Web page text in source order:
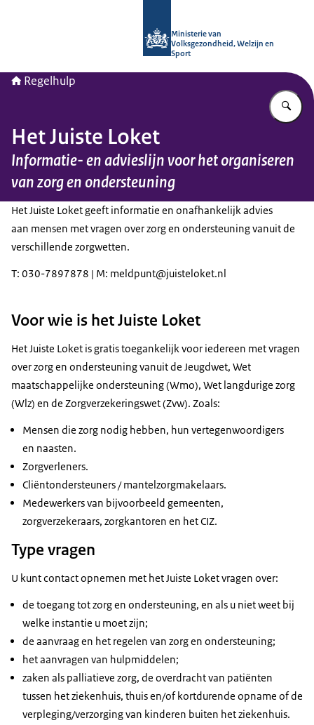
Ministerie van
Volksgezondheid, Welzijn en
Sport
Regelhulp
Het Juiste Loket
Informatie- en advieslijn voor het organiseren
van zorg en ondersteuning
Het Juiste Loket geeft informatie en onafhankelijk advies
aan mensen met vragen over zorg en ondersteuning vanuit de
verschillende zorgwetten.
T: 030-7897878 | M: meldpunt@juisteloket.nl
Voor wie is het Juiste Loket
Het Juiste Loket is gratis toegankelijk voor iedereen met vragen
over zorg en ondersteuning vanuit de Jeugdwet, Wet
maatschappelijke ondersteuning (Wmo), Wet langdurige zorg
(Wlz) en de Zorgverzekeringswet (Zvw). Zoals:
Mensen die zorg nodig hebben, hun vertegenwoordigers
en naasten.
Zorgverleners.
Cliëntondersteuners / mantelzorgmakelaars.
Medewerkers van bijvoorbeeld gemeenten,
zorgverzekeraars, zorgkantoren en het CIZ.
Type vragen
U kunt contact opnemen met het Juiste Loket vragen over:
de toegang tot zorg en ondersteuning, en als u niet weet bij
welke instantie u moet zijn;
de aanvraag en het regelen van zorg en ondersteuning;
het aanvragen van hulpmiddelen;
zaken als palliatieve zorg, de overdracht van patiënten
tussen het ziekenhuis, thuis en/of kortdurende opname of de
verpleging/verzorging van kinderen buiten het ziekenhuis.